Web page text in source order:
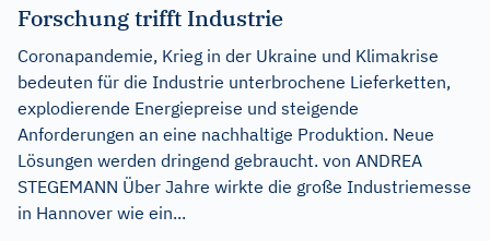
Forschung trifft Industrie
Coronapandemie, Krieg in der Ukraine und Klimakrise
bedeuten für die Industrie unterbrochene Lieferketten,
explodierende Energiepreise und steigende
Anforderungen an eine nachhaltige Produktion. Neue
Lösungen werden dringend gebraucht. von ANDREA
STEGEMANN Über Jahre wirkte die große Industriemesse
in Hannover wie ein...